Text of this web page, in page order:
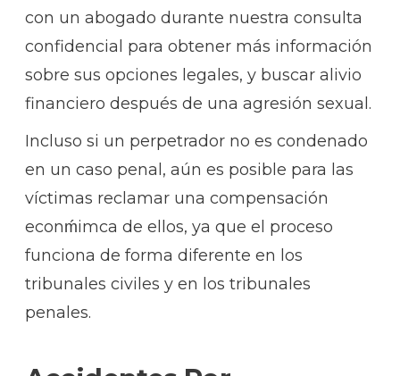
con un abogado durante nuestra consulta
confidencial para obtener más información
sobre sus opciones legales, y buscar alivio
financiero después de una agresión sexual.
Incluso si un perpetrador no es condenado
en un caso penal, aún es posible para las
víctimas reclamar una compensación
econḿimca de ellos, ya que el proceso
funciona de forma diferente en los
tribunales civiles y en los tribunales
penales.